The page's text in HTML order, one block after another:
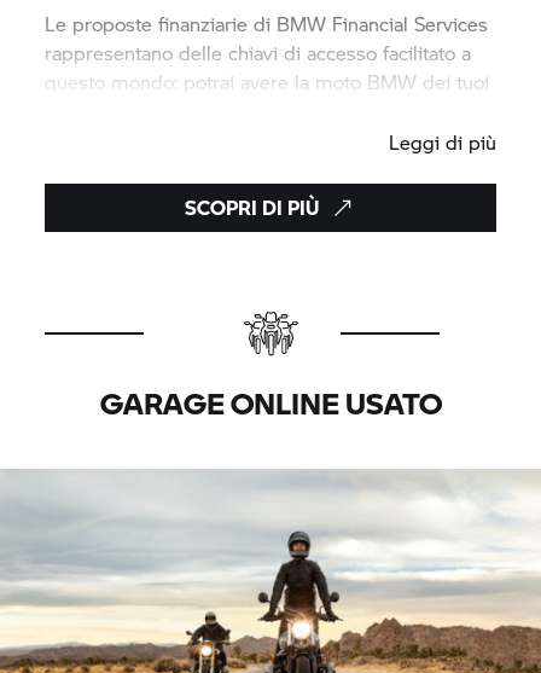
Le proposte finanziarie di BMW Financial Services
rappresentano delle chiavi di accesso facilitato a
questo mondo: potrai avere la moto BMW dei tuoi
Leggi di più
SCOPRI DI PIÙ
GARAGE ONLINE USATO